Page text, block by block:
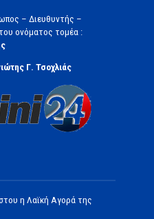
– Διευθυντής –
ονόματος τομέα :
Γ. Τσοχλιάς
η Λαϊκή Αγορά της